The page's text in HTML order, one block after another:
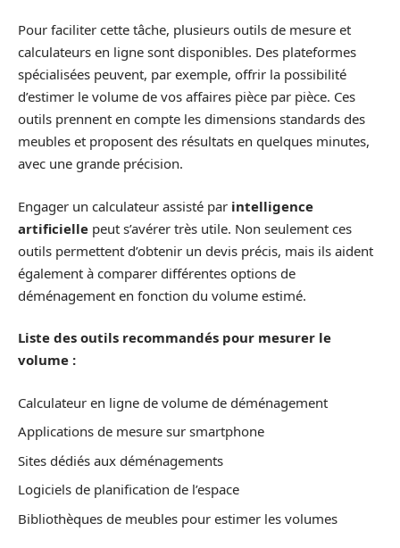
Pour faciliter cette tâche, plusieurs outils de mesure et
calculateurs en ligne sont disponibles. Des plateformes
spécialisées peuvent, par exemple, offrir la possibilité
d’estimer le volume de vos affaires pièce par pièce. Ces
outils prennent en compte les dimensions standards des
meubles et proposent des résultats en quelques minutes,
avec une grande précision.
Engager un calculateur assisté par intelligence
artificielle peut s’avérer très utile. Non seulement ces
outils permettent d’obtenir un devis précis, mais ils aident
également à comparer différentes options de
déménagement en fonction du volume estimé.
Liste des outils recommandés pour mesurer le
volume :
Calculateur en ligne de volume de déménagement
Applications de mesure sur smartphone
Sites dédiés aux déménagements
Logiciels de planification de l’espace
Bibliothèques de meubles pour estimer les volumes